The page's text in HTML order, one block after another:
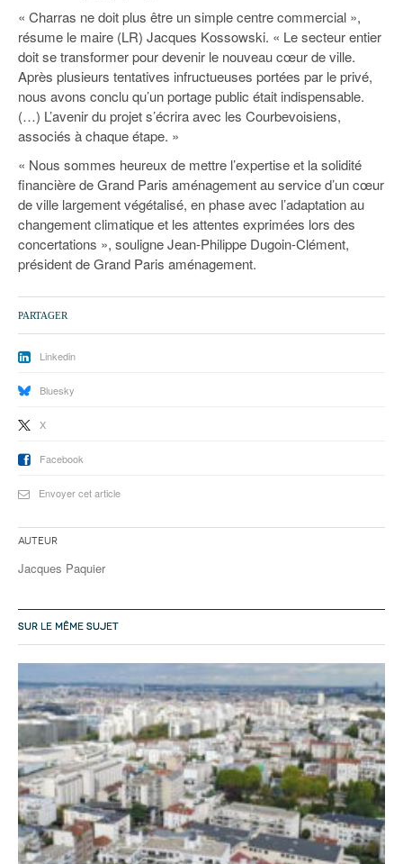
« Charras ne doit plus être un simple centre commercial »,
résume le maire (LR) Jacques Kossowski. « Le secteur entier
doit se transformer pour devenir le nouveau cœur de ville.
Après plusieurs tentatives infructueuses portées par le privé,
nous avons conclu qu’un portage public était indispensable.
(…) L’avenir du projet s’écrira avec les Courbevoisiens,
associés à chaque étape. »
« Nous sommes heureux de mettre l’expertise et la solidité
financière de Grand Paris aménagement au service d’un cœur
de ville largement végétalisé, en phase avec l’adaptation au
changement climatique et les attentes exprimées lors des
concertations », souligne Jean-Philippe Dugoin-Clément,
président de Grand Paris aménagement.
PARTAGER
Linkedin
Bluesky
X
Facebook
Envoyer cet article
Auteur
Jacques Paquier
SUR LE MÊME SUJET